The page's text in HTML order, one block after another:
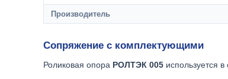
Производитель
Сопряжение с комплектующими
Роликовая опора РОЛТЭК 005 используется